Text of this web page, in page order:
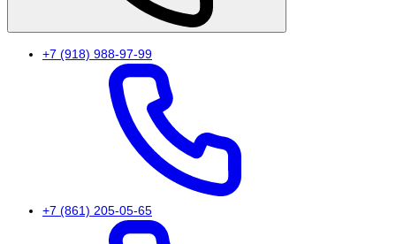
+7 (918) 988-97-99
+7 (861) 205-05-65